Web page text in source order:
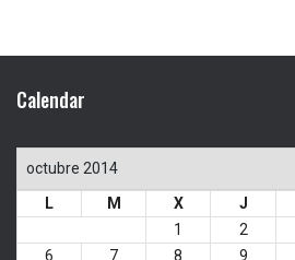
Calendar
octubre 2014
L
M X J
1
2
6
7 8 9